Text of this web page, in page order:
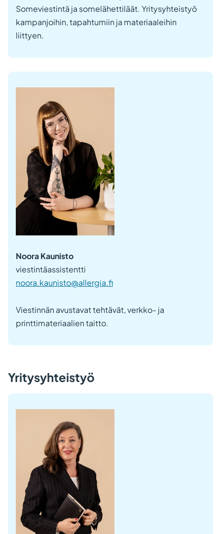
Someviestintä ja somelähettiläät. Yritysyhteistyö
kampanjoihin, tapahtumiin ja materiaaleihin
liittyen.
Noora Kaunisto
viestintäassistentti
noora.kaunisto@allergia.fi
Viestinnän avustavat tehtävät, verkko- ja
printtimateriaalien taitto.
Yritysyhteistyö